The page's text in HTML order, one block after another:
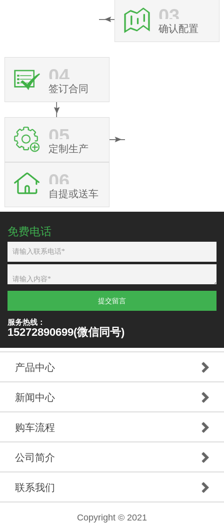
03
确认配置
04
签订合同
05
定制生产
06
自提或送车
免费电话
提交留言
服务热线：
15272890699(微信同号)
产品中心
新闻中心
购车流程
公司简介
联系我们
Copyright © 2021